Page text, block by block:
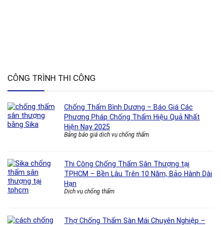
CÔNG TRÌNH THI CÔNG
Chống Thấm Bình Dương – Báo Giá Các
Phương Pháp Chống Thấm Hiệu Quả Nhất
Hiện Nay 2025
Bảng báo giá dịch vụ chống thấm
Thi Công Chống Thấm Sân Thượng tại
TPHCM – Bền Lâu Trên 10 Năm, Bảo Hành Dài
Hạn
Dịch vụ chống thấm
Thợ Chống Thấm Sàn Mái Chuyên Nghiệp –